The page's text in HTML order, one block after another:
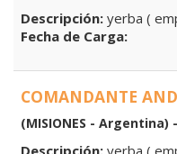
Descripción: yerba (
Fecha de Carga:
COMANDANTE
(MISIONES - Argentina)
Descripción: yerba (